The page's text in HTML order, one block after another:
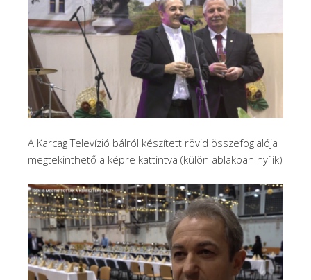
A Karcag Televízió bálról készített rövid összefoglalója
megtekinthető a képre kattintva (külön ablakban nyílik)